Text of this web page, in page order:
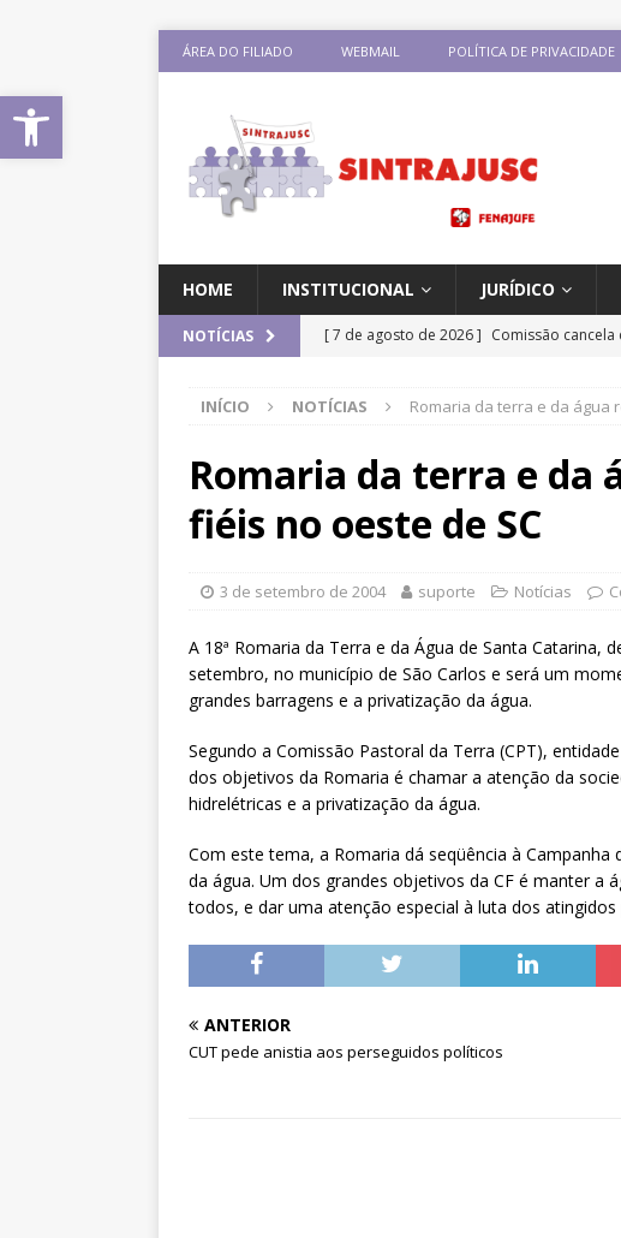
Abrir a barra de ferramentas
ÁREA DO FILIADO WEBMAIL POLÍTICA DE PRIVACIDADE
HOME INSTITUCIONAL JURÍDICO
NOTÍCIAS [ 7 de agosto de 2026 ] Comissão
[ 7 de agosto de 2026 ] Salário e carreira:
previsão de reajuste de 8%; Sintrajusc
[ 6 de agosto de 2026 ]
Sintrajusc
CNJ para tratar da retomada dos trabalhos
[ 7 de agosto de 2026 ] Dia 13 tem
DESTAQUES
INÍCIO NOTÍCIAS Romaria da terra e da água
Romaria da terra e da
fiéis no oeste de SC
3 de setembro de 2004 suporte Notícias
A 18ª Romaria da Terra e da Água de Santa Catarina,
setembro, no município de São Carlos e será um
grandes barragens e a privatização da água.
Segundo a Comissão Pastoral da Terra (CPT),
dos objetivos da Romaria é chamar a atenção da
hidrelétricas e a privatização da água.
Com este tema, a Romaria dá seqüência à
da água. Um dos grandes objetivos da CF é manter a
todos, e dar uma atenção especial à luta dos atingidos
ANTERIOR
CUT pede anistia aos perseguidos políticos